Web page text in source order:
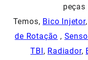
peças
Temos, Bico Injetor,
de Rotação ,
TBI, Radiador,